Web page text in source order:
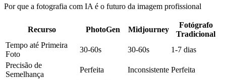
Por que a fotografia com IA é o futuro da imagem profissional
Recurso PhotoGen Midjourney
Fotógrafo
Tradicional
Tempo até Primeira
Foto
30-60s 30-60s
1-7 dias
Precisão de
Semelhança
Perfeita Inconsistente Perfeita